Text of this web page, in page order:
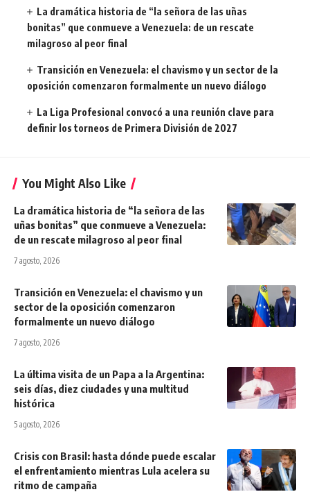
La dramática historia de “la señora de las uñas
bonitas” que conmueve a Venezuela: de un rescate
milagroso al peor final
Transición en Venezuela: el chavismo y un sector de la
oposición comenzaron formalmente un nuevo diálogo
La Liga Profesional convocó a una reunión clave para
definir los torneos de Primera División de 2027
You Might Also Like
La dramática historia de “la señora de las
uñas bonitas” que conmueve a Venezuela:
de un rescate milagroso al peor final
7 agosto, 2026
Transición en Venezuela: el chavismo y un
sector de la oposición comenzaron
formalmente un nuevo diálogo
7 agosto, 2026
La última visita de un Papa a la Argentina:
seis días, diez ciudades y una multitud
histórica
5 agosto, 2026
Crisis con Brasil: hasta dónde puede escalar
el enfrentamiento mientras Lula acelera su
ritmo de campaña